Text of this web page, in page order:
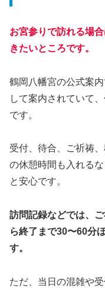
お宮参りで訪れる場
きたいところです。
鶴岡八幡宮の公式案
して案内されていて
です。
受付、待合、ご祈祷
の休憩時間も入れる
と安心です。
訪問記録などでは、
ら終了まで30〜60分
す。
ただ、当日の混雑や